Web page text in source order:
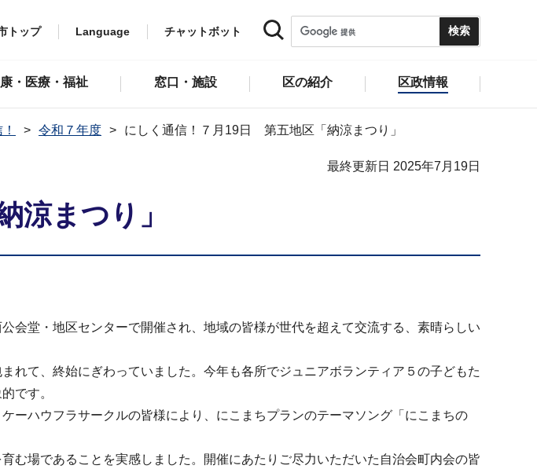
トップ Language チャットボット
・医療・福祉 窓口・施設 区の紹介 区政情報
令和７年度 にしく通信！７月19日 第五地区「納涼まつり」
最終更新日 2025年7月19日
まつり」
堂・地区センターで開催され、地域の皆様が世代を超えて交流する、素晴らしい
て、終始にぎわっていました。今年も各所でジュニアボランティア５の子どもた
です。
ハウフラサークルの皆様により、にこまちプランのテーマソング「にこまちの
場であることを実感しました。開催にあたりご尽力いただいた自治会町内会の皆